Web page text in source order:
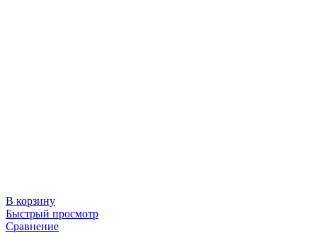
В корзину
Быстрый просмотр
Сравнение